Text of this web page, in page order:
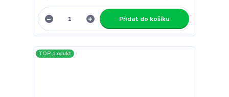
Přidat do košíku
TOP produkt